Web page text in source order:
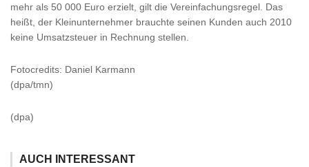
mehr als 50 000 Euro erzielt, gilt die Vereinfachungsregel. Das
heißt, der Kleinunternehmer brauchte seinen Kunden auch 2010
keine Umsatzsteuer in Rechnung stellen.
Fotocredits: Daniel Karmann
(dpa/tmn)
(dpa)
AUCH INTERESSANT